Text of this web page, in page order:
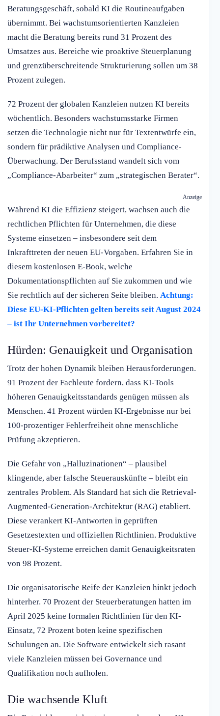
Beratungsgeschäft, sobald KI die Routineaufgaben
übernimmt. Bei wachstumsorientierten Kanzleien
macht die Beratung bereits rund 31 Prozent des
Umsatzes aus. Bereiche wie proaktive Steuerplanung
und grenzüberschreitende Strukturierung sollen um 38
Prozent zulegen.
72 Prozent der globalen Kanzleien nutzen KI bereits
wöchentlich. Besonders wachstumsstarke Firmen
setzen die Technologie nicht nur für Textentwürfe ein,
sondern für prädiktive Analysen und Compliance-
Überwachung. Der Berufsstand wandelt sich vom
„Compliance-Abarbeiter“ zum „strategischen Berater“.
Anzeige
Während KI die Effizienz steigert, wachsen auch die
rechtlichen Pflichten für Unternehmen, die diese
Systeme einsetzen – insbesondere seit dem
Inkrafttreten der neuen EU-Vorgaben. Erfahren Sie in
diesem kostenlosen E-Book, welche
Dokumentationspflichten auf Sie zukommen und wie
Sie rechtlich auf der sicheren Seite bleiben. Achtung:
Diese EU-KI-Pflichten gelten bereits seit August 2024
– ist Ihr Unternehmen vorbereitet?
Hürden: Genauigkeit und Organisation
Trotz der hohen Dynamik bleiben Herausforderungen.
91 Prozent der Fachleute fordern, dass KI-Tools
höheren Genauigkeitsstandards genügen müssen als
Menschen. 41 Prozent würden KI-Ergebnisse nur bei
100-prozentiger Fehlerfreiheit ohne menschliche
Prüfung akzeptieren.
Die Gefahr von „Halluzinationen“ – plausibel
klingende, aber falsche Steuerauskünfte – bleibt ein
zentrales Problem. Als Standard hat sich die Retrieval-
Augmented-Generation-Architektur (RAG) etabliert.
Diese verankert KI-Antworten in geprüften
Gesetzestexten und offiziellen Richtlinien. Produktive
Steuer-KI-Systeme erreichen damit Genauigkeitsraten
von 98 Prozent.
Die organisatorische Reife der Kanzleien hinkt jedoch
hinterher. 70 Prozent der Steuerberatungen hatten im
April 2025 keine formalen Richtlinien für den KI-
Einsatz, 72 Prozent boten keine spezifischen
Schulungen an. Die Software entwickelt sich rasant –
viele Kanzleien müssen bei Governance und
Qualifikation noch aufholen.
Die wachsende Kluft